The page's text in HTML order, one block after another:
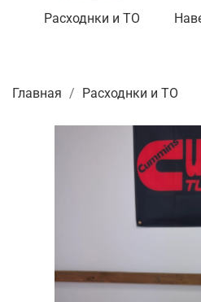
Расходнки и ТО
Главная Расходнки и ТО